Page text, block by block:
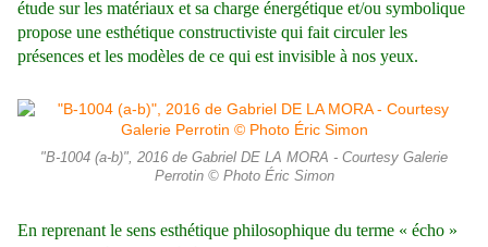
étude sur les matériaux et sa charge énergétique et/ou symbolique
propose une esthétique constructiviste qui fait circuler les
présences et les modèles de ce qui est invisible à nos yeux.
"B-1004 (a-b)", 2016 de Gabriel DE LA MORA - Courtesy Galerie
Perrotin © Photo Éric Simon
En reprenant le sens esthétique philosophique du terme « écho »